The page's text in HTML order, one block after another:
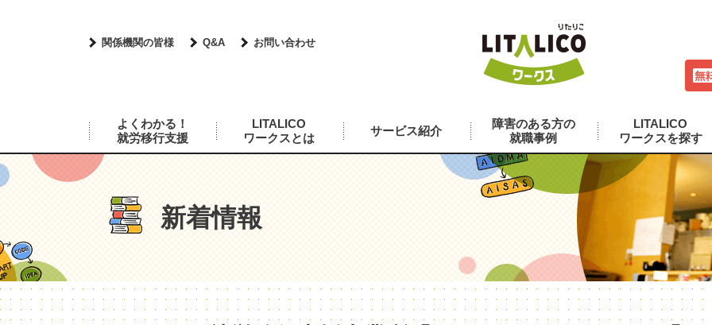
関係機関の皆様 Q&A お問い合わせ
よくわかる！
就労移行支援
LITALICO
ワークスとは
サービス紹介
障害のある方の
就職事例
LITALICO
ワークスを探す
新着情報